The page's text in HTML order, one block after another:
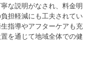
な説明がなされ、料金明
担軽減にも工夫されてい
指導やアフターケアも充
を通じて地域全体での健